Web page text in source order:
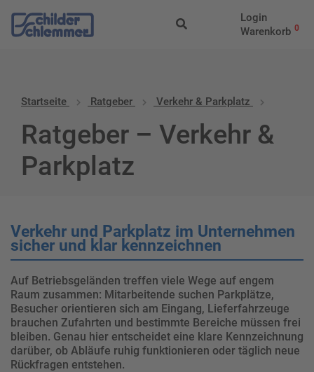
Login
Warenkorb 0
Startseite Ratgeber Verkehr & Parkplatz
Ratgeber – Verkehr &
Parkplatz
Verkehr und Parkplatz im Unternehmen
sicher und klar kennzeichnen
Auf Betriebsgeländen treffen viele Wege auf engem
Raum zusammen: Mitarbeitende suchen Parkplätze,
Besucher orientieren sich am Eingang, Lieferfahrzeuge
brauchen Zufahrten und bestimmte Bereiche müssen frei
bleiben. Genau hier entscheidet eine klare Kennzeichnung
darüber, ob Abläufe ruhig funktionieren oder täglich neue
Rückfragen entstehen.